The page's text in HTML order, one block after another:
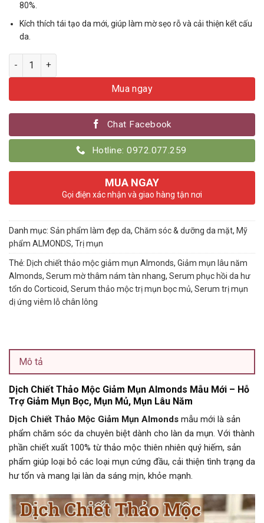
80%.
Kích thích tái tạo da mới, giúp làm mờ sẹo rỗ và cải thiện kết cấu
da.
Số lượng
Mua ngay
Chat Facebook
Hotline: 0972.077.259
MUA NGAY
Gọi điện xác nhận và giao hàng tận nơi
Danh mục: Sản phẩm làm đẹp da, Chăm sóc & dưỡng da mặt, Mỹ
phẩm ALMONDS, Trị mụn
Thẻ: Dịch chiết thảo mộc giảm mụn Almonds, Giảm mụn lâu năm
Almonds, Serum mờ thâm nám tàn nhang, Serum phục hồi da hư
tổn do Corticoid, Serum thảo mộc trị mụn bọc mủ, Serum trị mụn
dị ứng viêm lỗ chân lông
Mô tả
Dịch Chiết Thảo Mộc Giảm Mụn Almonds Mẫu Mới – Hỗ
Trợ Giảm Mụn Bọc, Mụn Mủ, Mụn Lâu Năm
Dịch Chiết Thảo Mộc Giảm Mụn Almonds mẫu mới là sản
phẩm chăm sóc da chuyên biệt dành cho làn da mụn. Với thành
phần chiết xuất 100% từ thảo mộc thiên nhiên quý hiếm, sản
phẩm giúp loại bỏ các loại mụn cứng đầu, cải thiện tình trạng da
hư tổn và mang lại làn da sáng mịn, khỏe mạnh.